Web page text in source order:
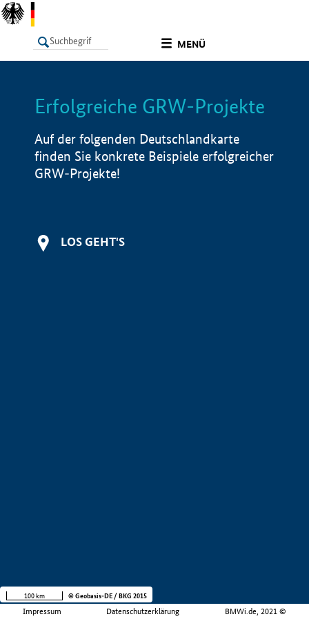
MENÜ
LISTE Info
Erfolgreiche GRW-Projekte
Auf der folgenden Deutschlandkarte
finden Sie konkrete Beispiele erfolgreicher
GRW-Projekte!
LOS GEHT'S
Impressum Datenschutzerklärung BMWi.de, 2021 ©
100 km © Geobasis-DE / BKG 2015